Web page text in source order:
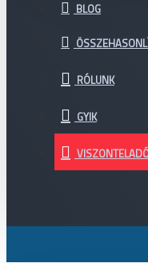
BLOG
RÓLUNK
GYIK